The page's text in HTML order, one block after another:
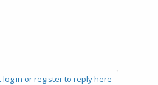
log in or register to reply here.